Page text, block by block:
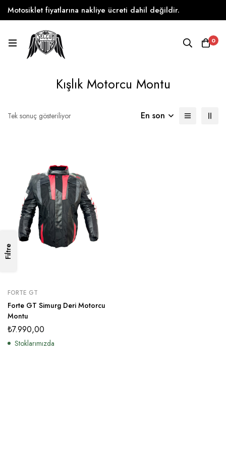
Motosiklet fiyatlarına nakliye ücreti dahil değildir.
0
Kışlık Motorcu Montu
Filtre
Tek sonuç gösteriliyor En son
FORTE GT
Forte GT Simurg Deri Motorcu
Montu
₺7.990,00
Stoklarımızda